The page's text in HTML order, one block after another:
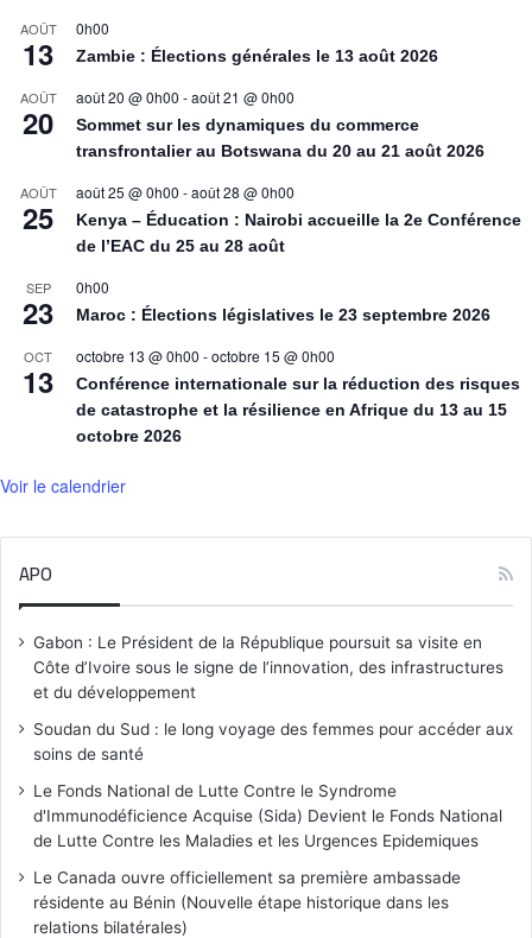
AOÛT
13
0h00
Zambie : Élections générales le 13 août 2026
AOÛT
20
août 20 @ 0h00 -août 21 @ 0h00
Sommet sur les dynamiques du commerce
transfrontalier au Botswana du 20 au 21 août 2026
AOÛT
25
août 25 @ 0h00 -août 28 @ 0h00
Kenya – Éducation : Nairobi accueille la 2e Conférence
de l’EAC du 25 au 28 août
SEP
23
0h00
Maroc : Élections législatives le 23 septembre 2026
OCT
13
octobre 13 @ 0h00 -octobre 15 @ 0h00
Conférence internationale sur la réduction des risques
de catastrophe et la résilience en Afrique du 13 au 15
octobre 2026
Voir le calendrier
APO
Gabon : Le Président de la République poursuit sa visite en
Côte d’Ivoire sous le signe de l’innovation, des infrastructures
et du développement
Soudan du Sud : le long voyage des femmes pour accéder aux
soins de santé
Le Fonds National de Lutte Contre le Syndrome
d'Immunodéficience Acquise (Sida) Devient le Fonds National
de Lutte Contre les Maladies et les Urgences Epidemiques
Le Canada ouvre officiellement sa première ambassade
résidente au Bénin (Nouvelle étape historique dans les
relations bilatérales)